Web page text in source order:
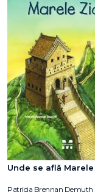
Unde se află
Patricia Brennan Demuth